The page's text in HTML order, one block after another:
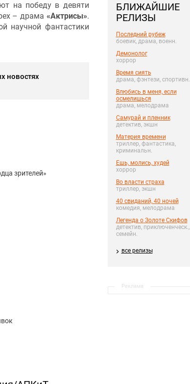
БЛИЖАЙШИЕ
РЕЛИЗЫ
Последний рубеж
боевик, драма, военн.
Демонолог
хоррор
Время сиять
драма, фэнтези, спортивн.
Влюбись в меня, если
осмелишься
драма, мелодрама
Самурай и пленник
детектив, экшн
Материя времени
триллер, фантастика,
криминальн.
Ешь, молись, худей
хоррор
Во власти страха
триллер, экшн
40 свиданий, 40 ночей
комедия, мелодрама
Легенда о Золоте Скифов
детектив, приключенческ.,
семейн.
все релизы
Реклама
на победу в девяти
– драма «Актрисы».
научной фантастики
новостях
зрителей»